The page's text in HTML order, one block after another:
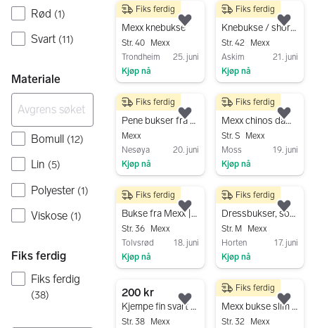
Rød (1)
Svart (11)
Materiale
Bomull (12)
Lin (5)
Polyester (1)
Viskose (1)
Fiks ferdig
Fiks ferdig
(38)
150 kr
Mexx knebukse
Str. 40
Mexx
Trondheim
25. juni
Kjøp nå
Fiks ferdig
Legg til som favoritt.
75 kr
Knebukse / shorts
Str. 42
Mexx
Askim
21. juni
Kjøp nå
Fiks ferdig
300 kr
Pene bukser fra MEXX – størrelse 42
Mexx
Nesøya
20. juni
Kjøp nå
Fiks ferdig
Legg til som favoritt.
200 kr
Mexx chinos dame S beige bomull
Str. S
Mexx
Moss
19. juni
Kjøp nå
Fiks ferdig
300 kr
Bukse fra Mexx | 36
Str. 36
Mexx
Tolvsrød
18. juni
Kjøp nå
Fiks ferdig
Legg til som favoritt.
300 kr
Dressbukser, sorte fra Mexx str. 40
Str. M
Mexx
Horten
17. juni
Kjøp nå
Fiks ferdig
200 kr
Kjempe fin svart bukse i str 38,selges for 200,-✨✨✨🌿🌺🌿✨✨✨
Str. 38
Mexx
Legg til som favoritt.
190 kr
Mexx bukse slim str 32 lilla
Str. 32
Mexx
Fiks ferdig